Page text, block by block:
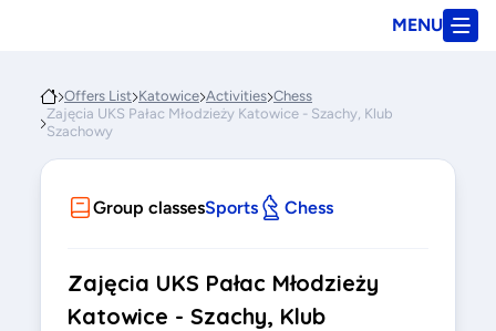
MENU
Offers List Katowice Activities Chess
Zajęcia UKS Pałac Młodzieży Katowice - Szachy, Klub
Szachowy
Group classesSports Chess
Zajęcia UKS Pałac Młodzieży
Katowice - Szachy, Klub